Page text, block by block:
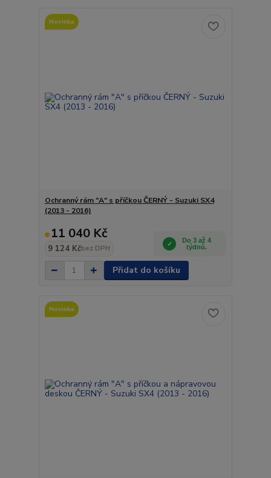
Novinka
Ochranný rám "A" s příčkou ČERNÝ - Suzuki SX4
(2013 - 2016)
11 040 Kč
9 124 Kčbez DPH
Do 3 až 4
týdnů.
Přidat do košíku
Novinka